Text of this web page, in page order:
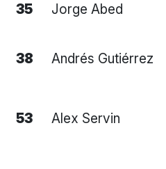
35 Jorge Abed
38 Andrés Gutiérrez
53 Alex Servin